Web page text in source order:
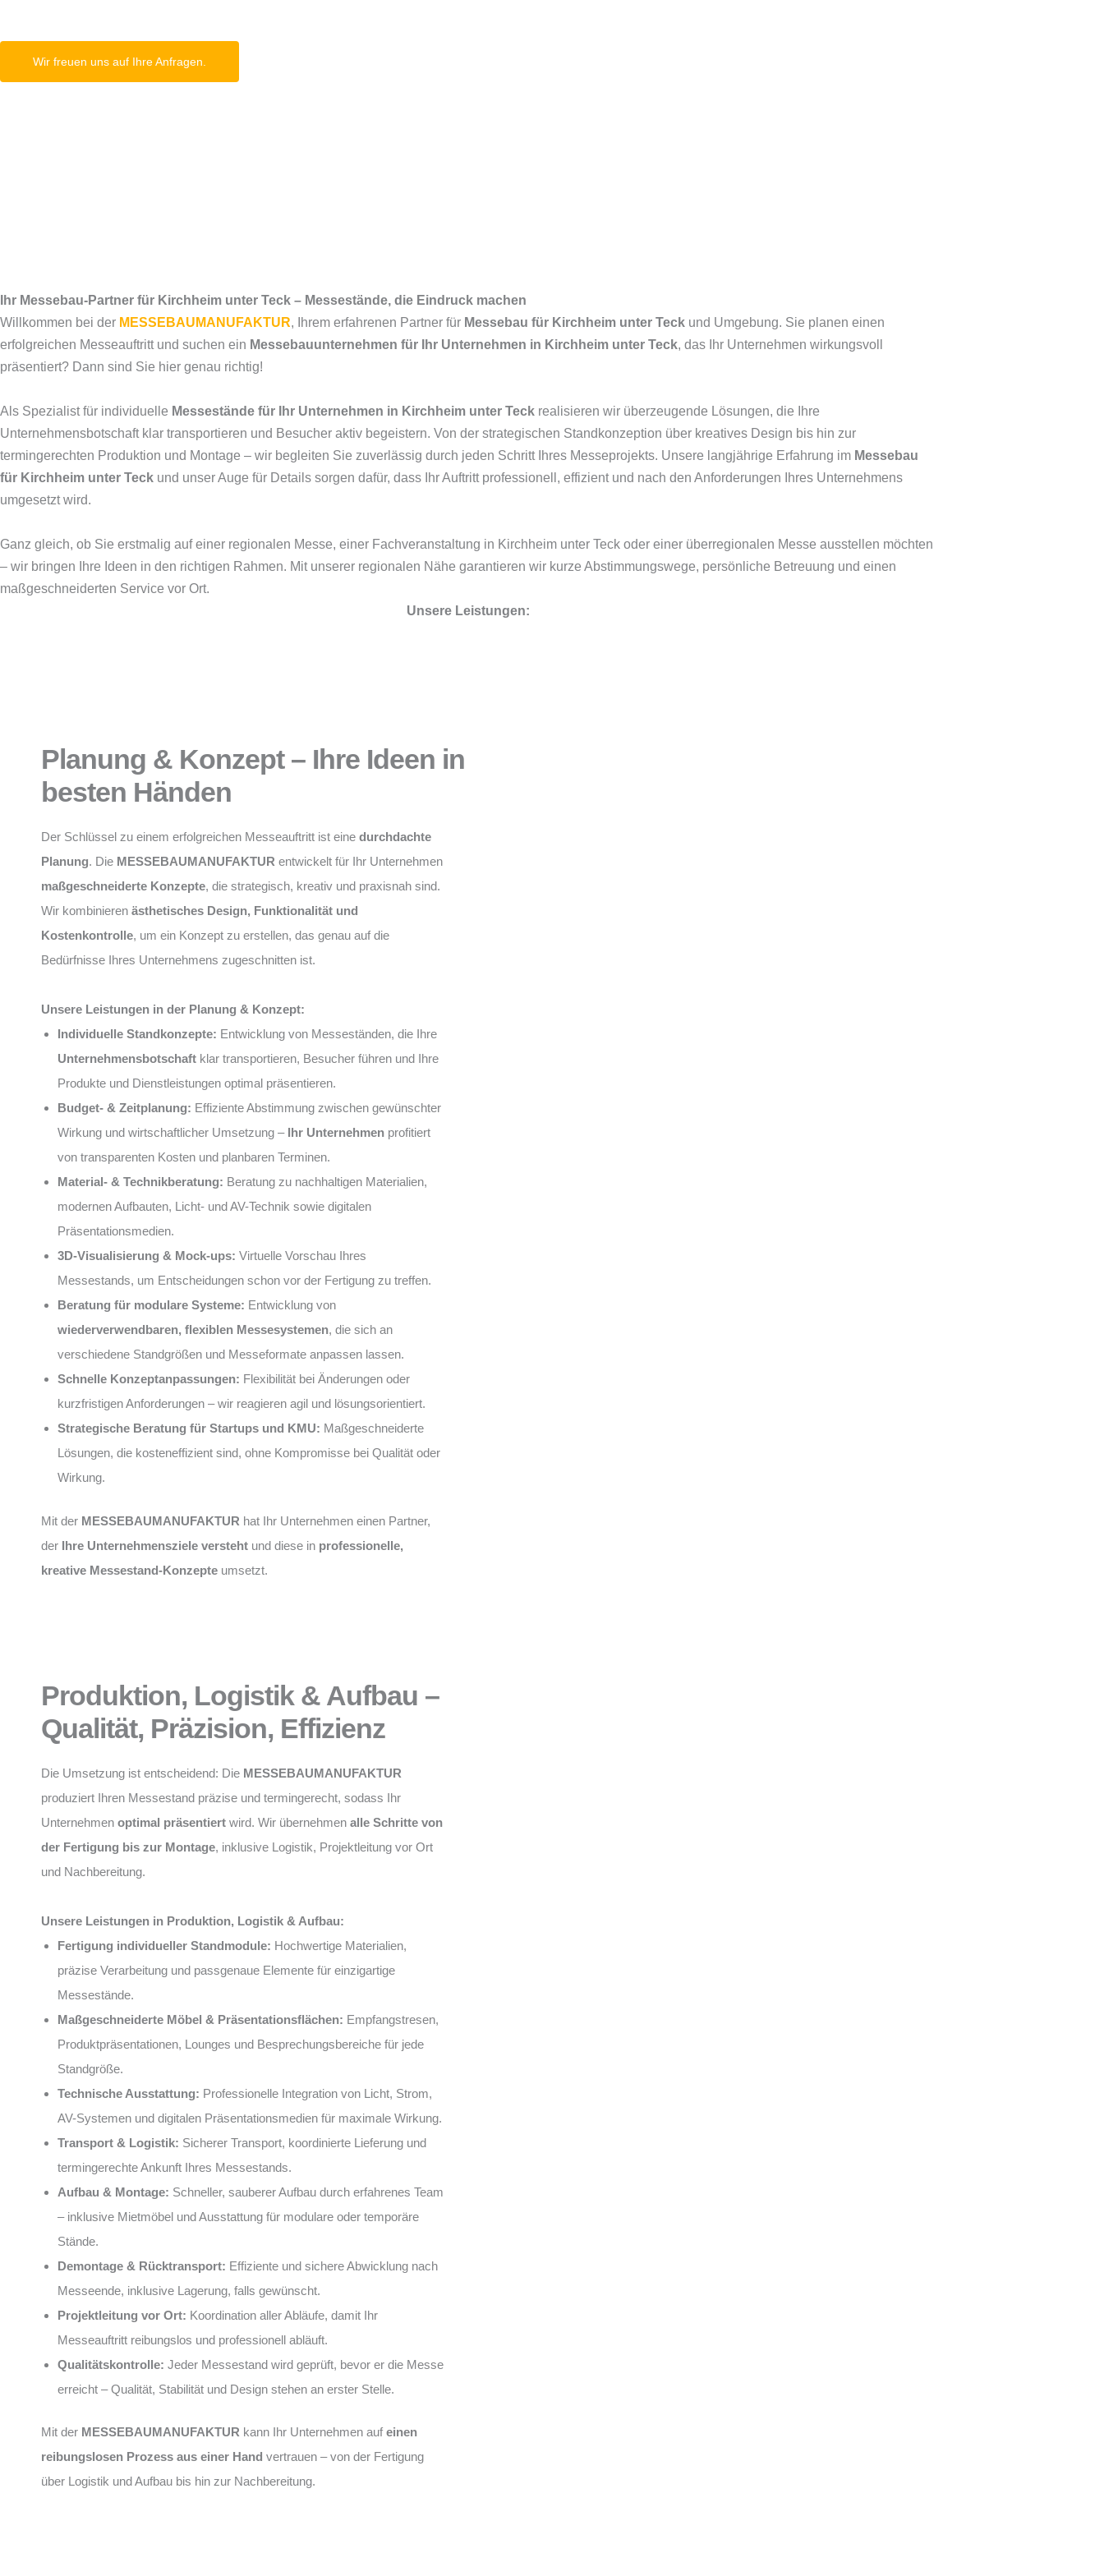
Wir freuen uns auf Ihre Anfragen.
Ihr Messebau-Partner für Kirchheim unter Teck – Messestände, die Eindruck machen
Willkommen bei der MESSEBAUMANUFAKTUR, Ihrem erfahrenen Partner für Messebau für Kirchheim unter Teck und Umgebung. Sie planen einen
erfolgreichen Messeauftritt und suchen ein Messebauunternehmen für Ihr Unternehmen in Kirchheim unter Teck, das Ihr Unternehmen wirkungsvoll
präsentiert? Dann sind Sie hier genau richtig!
Als Spezialist für individuelle Messestände für Ihr Unternehmen in Kirchheim unter Teck realisieren wir überzeugende Lösungen, die Ihre
Unternehmensbotschaft klar transportieren und Besucher aktiv begeistern. Von der strategischen Standkonzeption über kreatives Design bis hin zur
termingerechten Produktion und Montage – wir begleiten Sie zuverlässig durch jeden Schritt Ihres Messeprojekts. Unsere langjährige Erfahrung im Messebau
für Kirchheim unter Teck und unser Auge für Details sorgen dafür, dass Ihr Auftritt professionell, effizient und nach den Anforderungen Ihres Unternehmens
umgesetzt wird.
Ganz gleich, ob Sie erstmalig auf einer regionalen Messe, einer Fachveranstaltung in Kirchheim unter Teck oder einer überregionalen Messe ausstellen möchten
– wir bringen Ihre Ideen in den richtigen Rahmen. Mit unserer regionalen Nähe garantieren wir kurze Abstimmungswege, persönliche Betreuung und einen
maßgeschneiderten Service vor Ort.
Unsere Leistungen:
Planung & Konzept – Ihre Ideen in
besten Händen
Der Schlüssel zu einem erfolgreichen Messeauftritt ist eine durchdachte
Planung. Die MESSEBAUMANUFAKTUR entwickelt für Ihr Unternehmen
maßgeschneiderte Konzepte, die strategisch, kreativ und praxisnah sind.
Wir kombinieren ästhetisches Design, Funktionalität und
Kostenkontrolle, um ein Konzept zu erstellen, das genau auf die
Bedürfnisse Ihres Unternehmens zugeschnitten ist.
Unsere Leistungen in der Planung & Konzept:
Individuelle Standkonzepte: Entwicklung von Messeständen, die Ihre
Unternehmensbotschaft klar transportieren, Besucher führen und Ihre
Produkte und Dienstleistungen optimal präsentieren.
Budget- & Zeitplanung: Effiziente Abstimmung zwischen gewünschter
Wirkung und wirtschaftlicher Umsetzung – Ihr Unternehmen profitiert
von transparenten Kosten und planbaren Terminen.
Material- & Technikberatung: Beratung zu nachhaltigen Materialien,
modernen Aufbauten, Licht- und AV-Technik sowie digitalen
Präsentationsmedien.
3D-Visualisierung & Mock-ups: Virtuelle Vorschau Ihres
Messestands, um Entscheidungen schon vor der Fertigung zu treffen.
Beratung für modulare Systeme: Entwicklung von
wiederverwendbaren, flexiblen Messesystemen, die sich an
verschiedene Standgrößen und Messeformate anpassen lassen.
Schnelle Konzeptanpassungen: Flexibilität bei Änderungen oder
kurzfristigen Anforderungen – wir reagieren agil und lösungsorientiert.
Strategische Beratung für Startups und KMU: Maßgeschneiderte
Lösungen, die kosteneffizient sind, ohne Kompromisse bei Qualität oder
Wirkung.
Mit der MESSEBAUMANUFAKTUR hat Ihr Unternehmen einen Partner,
der Ihre Unternehmensziele versteht und diese in professionelle,
kreative Messestand-Konzepte umsetzt.
Produktion, Logistik & Aufbau –
Qualität, Präzision, Effizienz
Die Umsetzung ist entscheidend: Die MESSEBAUMANUFAKTUR
produziert Ihren Messestand präzise und termingerecht, sodass Ihr
Unternehmen optimal präsentiert wird. Wir übernehmen alle Schritte von
der Fertigung bis zur Montage, inklusive Logistik, Projektleitung vor Ort
und Nachbereitung.
Unsere Leistungen in Produktion, Logistik & Aufbau:
Fertigung individueller Standmodule: Hochwertige Materialien,
präzise Verarbeitung und passgenaue Elemente für einzigartige
Messestände.
Maßgeschneiderte Möbel & Präsentationsflächen: Empfangstresen,
Produktpräsentationen, Lounges und Besprechungsbereiche für jede
Standgröße.
Technische Ausstattung: Professionelle Integration von Licht, Strom,
AV-Systemen und digitalen Präsentationsmedien für maximale Wirkung.
Transport & Logistik: Sicherer Transport, koordinierte Lieferung und
termingerechte Ankunft Ihres Messestands.
Aufbau & Montage: Schneller, sauberer Aufbau durch erfahrenes Team
– inklusive Mietmöbel und Ausstattung für modulare oder temporäre
Stände.
Demontage & Rücktransport: Effiziente und sichere Abwicklung nach
Messeende, inklusive Lagerung, falls gewünscht.
Projektleitung vor Ort: Koordination aller Abläufe, damit Ihr
Messeauftritt reibungslos und professionell abläuft.
Qualitätskontrolle: Jeder Messestand wird geprüft, bevor er die Messe
erreicht – Qualität, Stabilität und Design stehen an erster Stelle.
Mit der MESSEBAUMANUFAKTUR kann Ihr Unternehmen auf einen
reibungslosen Prozess aus einer Hand vertrauen – von der Fertigung
über Logistik und Aufbau bis hin zur Nachbereitung.